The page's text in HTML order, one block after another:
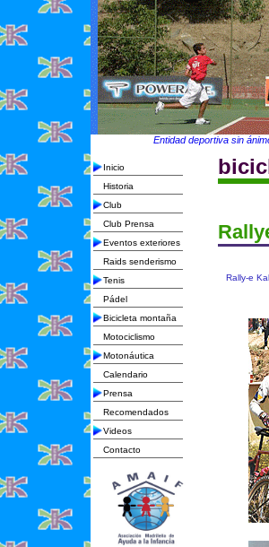
Entidad deportiva sin
Inicio
Historia
Club
Club Prensa
Eventos exteriores
Raids senderismo
Tenis
Pádel
Bicicleta montaña
Motociclismo
Motonáutica
Calendario
Prensa
Recomendados
Videos
Contacto
Rally-e